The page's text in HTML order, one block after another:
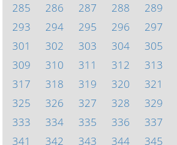
285
286 287 288 289
293
294 295 296 297
301
302 303 304 305
309
310 311 312 313
317
318 319 320 321
325
326 327 328 329
333
334 335 336 337
341
342 343 344 345